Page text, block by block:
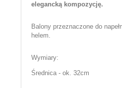
elegancką kompozycję.
Balony przeznaczone do
helem.
Wymiary:
Średnica - ok. 32cm